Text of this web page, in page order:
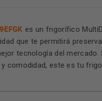
es un frigorífico
que te permitirá
tecnología del mercado.
comodidad, este es tu